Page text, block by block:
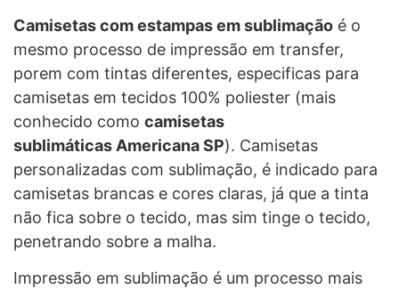
Camisetas com estampas em sublimação é o
mesmo processo de impressão em transfer,
porem com tintas diferentes, especificas para
camisetas em tecidos 100% poliester (mais
conhecido como camisetas
sublimáticas Americana SP). Camisetas
personalizadas com sublimação, é indicado para
camisetas brancas e cores claras, já que a tinta
não fica sobre o tecido, mas sim tinge o tecido,
penetrando sobre a malha.
Impressão em sublimação é um processo mais